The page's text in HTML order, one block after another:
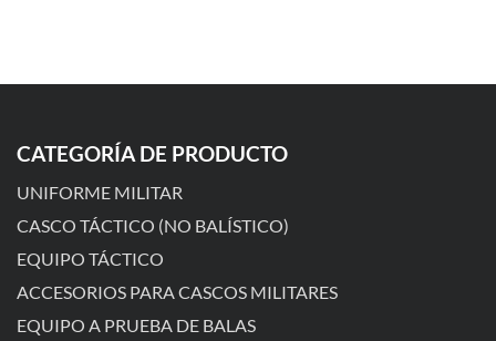
CATEGORÍA DE PRODUCTO
UNIFORME MILITAR
CASCO TÁCTICO (NO BALÍSTICO)
EQUIPO TÁCTICO
ACCESORIOS PARA CASCOS MILITARES
EQUIPO A PRUEBA DE BALAS